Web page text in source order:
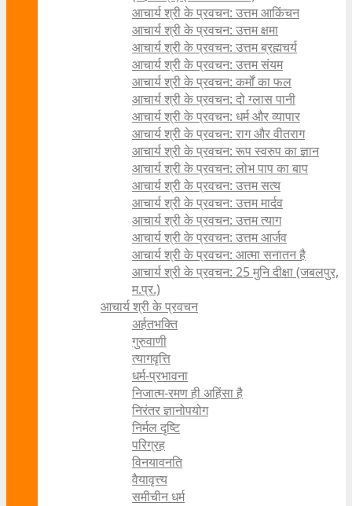
आचार्य श्री के प्रवचन: उत्तम आकिंचन
आचार्य श्री के प्रवचन: उत्तम क्षमा
आचार्य श्री के प्रवचन: उत्तम ब्रह्मचर्य
आचार्य श्री के प्रवचन: उत्तम संयम
आचार्य श्री के प्रवचन: कर्मों का फल
आचार्य श्री के प्रवचन: दो ग्लास पानी
आचार्य श्री के प्रवचन: धर्म और व्यापार
आचार्य श्री के प्रवचन: राग और वीतराग
आचार्य श्री के प्रवचन: रूप स्वरुप का ज्ञान
आचार्य श्री के प्रवचन: लोभ पाप का बाप
आचार्य श्री के प्रवचन: उत्तम सत्य
आचार्य श्री के प्रवचन: उत्तम मार्दव
आचार्य श्री के प्रवचन: उत्तम त्याग
आचार्य श्री के प्रवचन: उत्तम आर्जव
आचार्य श्री के प्रवचन: आत्मा सनातन है
आचार्य श्री के प्रवचन: 25 मुनि दीक्षा (जबलपुर,
म.प्र.)
आचार्य श्री के प्रवचन
अर्हतभक्ति
गुरुवाणी
त्यागवृत्ति
धर्म-प्रभावना
निजात्म-रमण ही अहिंसा है
निरंतर ज्ञानोपयोग
निर्मल दृष्टि
परिग्रह
विनयावनति
वैयावृत्त्य
समीचीन धर्म